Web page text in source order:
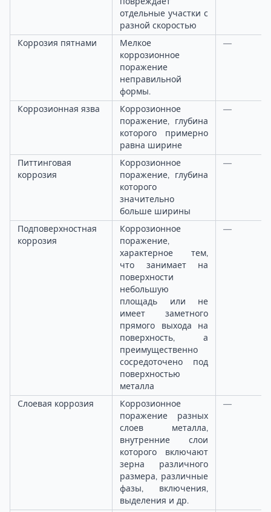
отдельные участки с
разной скоростью
Коррозия пятнами
Мелкое
коррозионное
поражение
неправильной
формы.
—
Коррозионная язва
Коррозионное
поражение, глубина
которого примерно
равна ширине
—
Питтинговая
коррозия
Коррозионное
поражение, глубина
которого
значительно
больше ширины
—
Подповерхностная
коррозия
Коррозионное
поражение,
характерное тем,
что занимает на
поверхности
небольшую
площадь или не
имеет заметного
прямого выхода на
поверхность, а
преимущественно
сосредоточено под
поверхностью
металла
—
Слоевая коррозия
Коррозионное
поражение разных
слоев металла,
внутренние слои
которого включают
зерна различного
размера, различные
фазы, включения,
выделения и др.
—